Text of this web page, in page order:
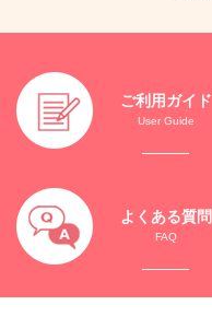
ご利用ガイド
User Guide
よくある質問
FAQ